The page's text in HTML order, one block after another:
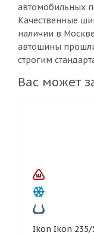
автомобильных
Качественные
наличии в
автошины
строгим
Вас может
Ikon Ikon 235/55 R18 Autograph Ice 10 SUV 104T